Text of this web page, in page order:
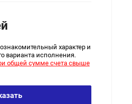
характер и
варианта исполнения.
общей сумме счета свыше